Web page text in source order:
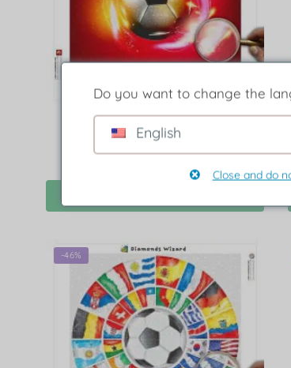
Diamond Painting Rød fotball
-46%
Do you want to change the
English
Close and do